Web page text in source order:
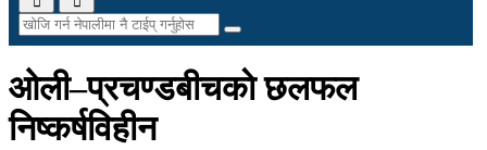
ओली–प्रचण्डबीचकाे छलफल
निष्कर्षविहीन